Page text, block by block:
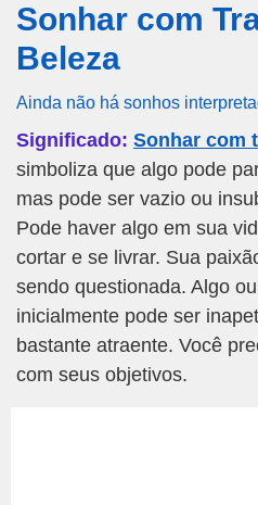
Sonhar com
Beleza
Ainda não há sonhos
Significado: Sonhar com
simboliza que algo pode
mas pode ser vazio ou
Pode haver algo em sua
cortar e se livrar. Sua
sendo questionada. Algo
inicialmente pode ser
bastante atraente. Você
com seus objetivos.